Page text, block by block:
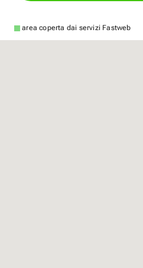
area coperta dai servizi Fastweb